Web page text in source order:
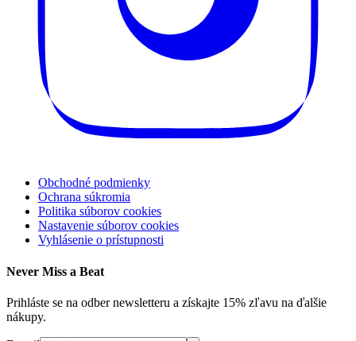
Obchodné podmienky
Ochrana súkromia
Politika súborov cookies
Nastavenie súborov cookies
Vyhlásenie o prístupnosti
Never Miss a Beat
Prihláste se na odber newsletteru a získajte 15% zľavu na ďalšie
nákupy.